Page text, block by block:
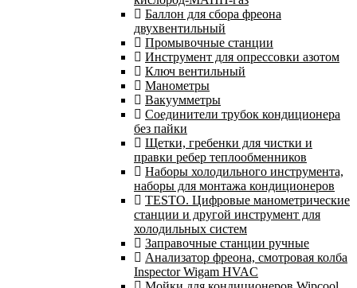
Баллон для сбора фреона
двухвентильный
Промывочные станции
Инструмент для опрессовки азотом
Ключ вентильный
Манометры
Вакуумметры
Соединители трубок кондиционера
без пайки
Щетки, гребенки для чистки и
правки ребер теплообменников
Наборы холодильного инструмента,
наборы для монтажа кондиционеров
TESTO. Цифровые манометрические
станции и другой инструмент для
холодильных систем
Заправочные станции ручные
Анализатор фреона, смотровая колба
Inspector Wigam HVAC